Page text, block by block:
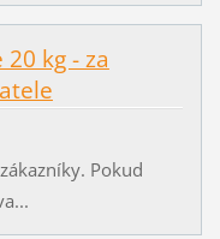
20 kg - za
Pokud